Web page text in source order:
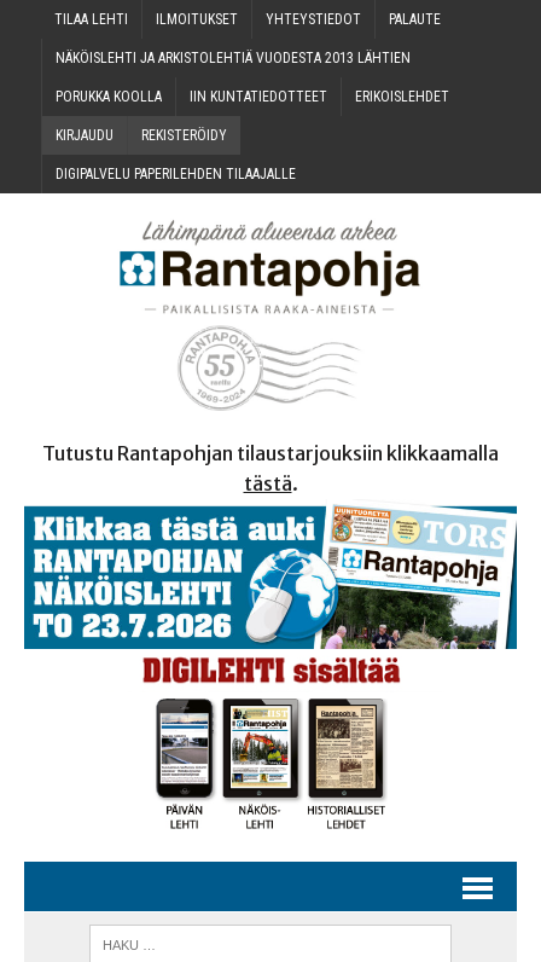
TILAA LEH­TI ILMOI­TUK­SET YHTEYS­TIE­DOT PALAU­TE
NÄKÖIS­LEH­TI JA ARKIS­TO­LEH­TIÄ VUO­DES­TA 2013 LÄHTIEN
PORUK­KA KOOLLA IIN KUN­TA­TIE­DOT­TEET ERI­KOIS­LEH­DET
KIR­JAU­DU REKIS­TE­RÖI­DY
DIGI­PAL­VE­LU PAPE­RI­LEH­DEN TILAAJALLE
Tutustu Rantapohjan tilaustarjouksiin klikkaamalla
tästä.